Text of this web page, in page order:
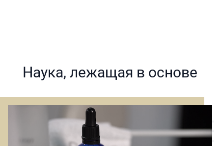
Наука, лежащая в основе